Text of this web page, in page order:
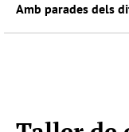
Amb parades dels